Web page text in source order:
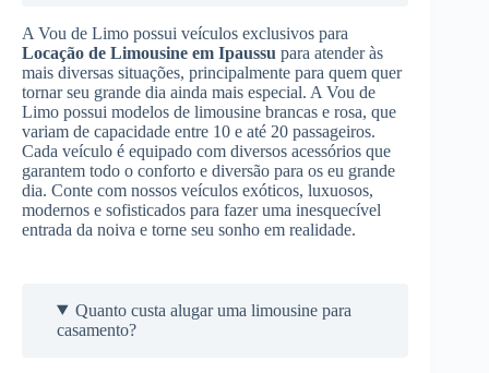
A Vou de Limo possui veículos exclusivos para
Locação de Limousine em Ipaussu para atender às
mais diversas situações, principalmente para quem quer
tornar seu grande dia ainda mais especial. A Vou de
Limo possui modelos de limousine brancas e rosa, que
variam de capacidade entre 10 e até 20 passageiros.
Cada veículo é equipado com diversos acessórios que
garantem todo o conforto e diversão para os eu grande
dia. Conte com nossos veículos exóticos, luxuosos,
modernos e sofisticados para fazer uma inesquecível
entrada da noiva e torne seu sonho em realidade.
Quanto custa alugar uma limousine para
casamento?